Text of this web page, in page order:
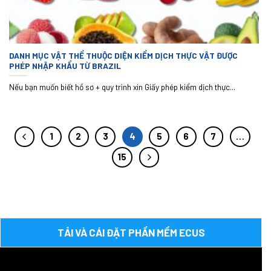
DANH MỤC VẬT THỂ THUỘC DIỆN KIỂM DỊCH THỰC VẬT ĐƯỢC
PHÉP NHẬP KHẨU TỪ BRAZIL
Nếu bạn muốn biết hồ sơ + quy trình xin Giấy phép kiểm dịch thực...
1 2 3 4 5 6 7
…
15
TẢI VÀ CÁI ĐẶT PHẦN MỀM ECUS